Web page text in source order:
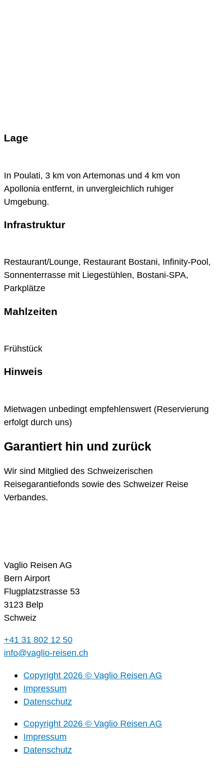
Lage
In Poulati, 3 km von Artemonas und 4 km von
Apollonia entfernt, in unvergleichlich ruhiger
Umgebung.
Infrastruktur
Restaurant/Lounge, Restaurant Bostani, Infinity-Pool,
Sonnenterrasse mit Liegestühlen, Bostani-SPA,
Parkplätze
Mahlzeiten
Frühstück
Hinweis
Mietwagen unbedingt empfehlenswert (Reservierung
erfolgt durch uns)
Garantiert hin und zurück
Wir sind Mitglied des Schweizerischen
Reisegarantiefonds sowie des Schweizer Reise
Verbandes.
Vaglio Reisen AG
Bern Airport
Flugplatzstrasse 53
3123 Belp
Schweiz
+41 31 802 12 50
info@vaglio-reisen.ch
Copyright 2026 © Vaglio Reisen AG
Impressum
Datenschutz
Copyright 2026 © Vaglio Reisen AG
Impressum
Datenschutz